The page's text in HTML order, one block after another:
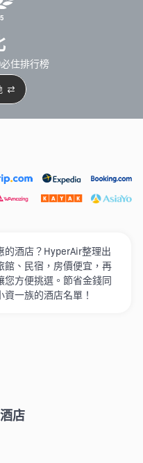
住排行榜
的酒店？HyperAir整理出
館、民宿，房價便宜，再
您方便挑選。節省金錢同
一族的酒店名單！
店